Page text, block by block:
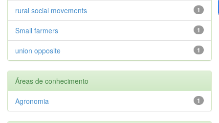
1
rural social movements
1
Small farmers
1
union opposite
Áreas de conhecimento
1
Agronomia